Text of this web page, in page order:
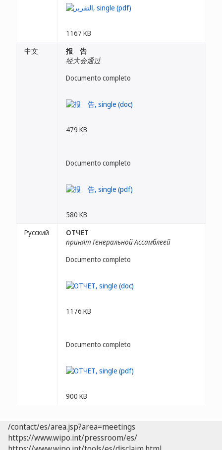
1167 KB
中文
报 告
经大会通过
Documento completo
479 KB
Documento completo
580 KB
Русский
ОТЧЕТ
принят Генеральной Ассамблеей
Documento completo
1176 KB
Documento completo
900 KB
/contact/es/area.jsp?area=meetings
https://www.wipo.int/pressroom/es/